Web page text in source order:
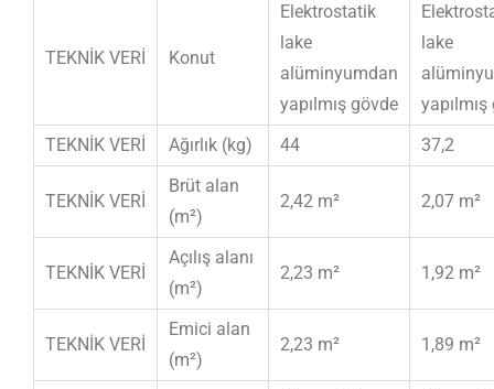
TEKNİK VERİ Konut
Elektrostatik
lake
alüminyumdan
yapılmış gövde
lake
TEKNİK VERİ
Ağırlık (kg) 44 37,2
TEKNİK VERİ
Brüt alan
(m²)
2,42 m² 2,07 m²
TEKNİK VERİ
Açılış alanı
(m²)
2,23 m² 1,92 m²
TEKNİK VERİ
Emici alan
(m²)
2,23 m² 1,89 m²